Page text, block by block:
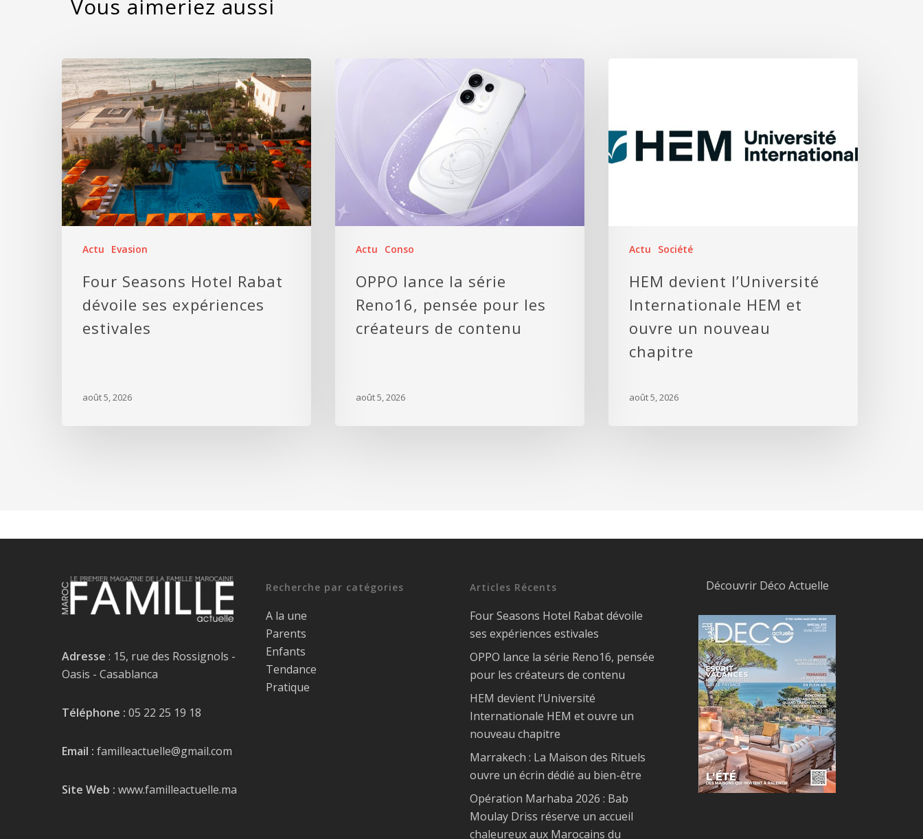
Actu Evasion
Four Seasons Hotel Rabat
dévoile ses expériences
estivales
août 5, 2026
Actu Conso
OPPO lance la série
Reno16, pensée pour les
créateurs de contenu
août 5, 2026
Actu Société
HEM devient l’Université
Internationale HEM et
ouvre un nouveau
chapitre
août 5, 2026
Adresse : 15, rue des Rossignols -
Oasis - Casablanca
Téléphone : 05 22 25 19 18
Email : familleactuelle@gmail.com
Site Web : www.familleactuelle.ma
Recherche par catégories
A la une
Parents
Enfants
Tendance
Pratique
Articles Récents
Four Seasons Hotel Rabat dévoile
ses expériences estivales
OPPO lance la série Reno16, pensée
pour les créateurs de contenu
HEM devient l’Université
Internationale HEM et ouvre un
nouveau chapitre
Marrakech : La Maison des Rituels
ouvre un écrin dédié au bien-être
Opération Marhaba 2026 : Bab
Moulay Driss réserve un accueil
chaleureux aux Marocains du
Découvrir Déco Actuelle